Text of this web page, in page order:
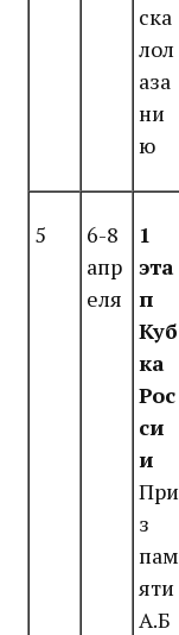
ска
лол
аза
ни
ю
5
6-8
апр
еля
1
эта
п
Куб
ка
Рос
си
и
При
з
пам
яти
А.Б